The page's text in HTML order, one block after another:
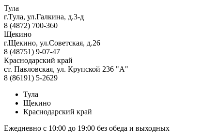
Тула
г.Тула, ул.Галкина, д.3-д
8 (4872) 700-360
Щекино
г.Щекино, ул.Советская, д.26
8 (48751) 9-07-47
Краснодарский край
ст. Павловская, ул. Крупской 236 "А"
8 (86191) 5-2629
Тула
Щекино
Краснодарский край
Ежедневно с 10:00 до 19:00 без обеда и выходных